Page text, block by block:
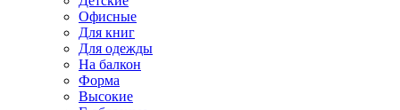
Офисные
Для книг
Для одежды
На балкон
Форма
Высокие